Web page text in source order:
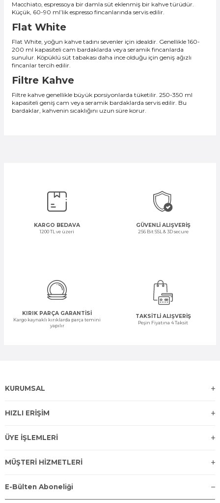
Macchiato, espressoya bir damla süt eklenmiş bir kahve türüdür.
Küçük, 60-90 ml’lik espresso fincanlarında servis edilir.
Flat White
Flat White, yoğun kahve tadını sevenler için idealdir. Genellikle 160-
200 ml kapasiteli cam bardaklarda veya seramik fincanlarda
sunulur. Köpüklü süt tabakası daha ince olduğu için geniş ağızlı
fincanlar tercih edilir.
Filtre Kahve
Filtre kahve genellikle büyük porsiyonlarda tüketilir. 250-350 ml
kapasiteli geniş cam veya seramik bardaklarda servis edilir. Bu
bardaklar, kahvenin sıcaklığını uzun süre korur.
KARGO BEDAVA
1200 TL ve üzeri
GÜVENLİ ALIŞVERİŞ
256 Bit SSL & 3D secure
KIRIK PARÇA GARANTİSİ
Kargo kaynaklı kırıklarda parça temini
yapılır
TAKSİTLİ ALIŞVERİŞ
Peşin Fiyatına 4 Taksit
KURUMSAL
HIZLI ERİŞİM
ÜYE İŞLEMLERİ
MÜŞTERİ HİZMETLERİ
E-Bülten Aboneliği